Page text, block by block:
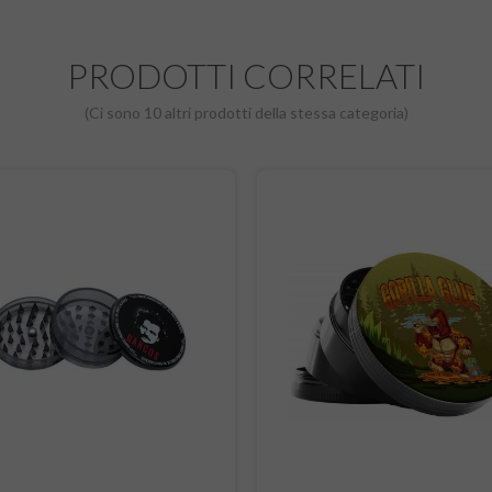
PRODOTTI CORRELATI
(Ci sono 10 altri prodotti della stessa categoria)